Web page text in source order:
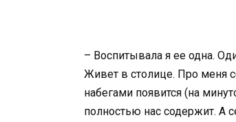
– Воспитывала я ее одна.
Живет в столице. Про меня
набегами появится (на
полностью нас содержит. А